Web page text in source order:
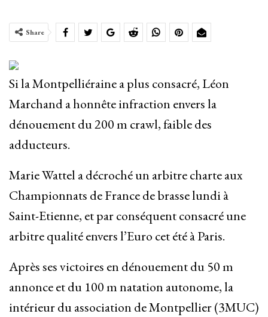
Share
Si la Montpelliéraine a plus consacré, Léon
Marchand a honnête infraction envers la
dénouement du 200 m crawl, faible des
adducteurs.
Marie Wattel a décroché un arbitre charte aux
Championnats de France de brasse lundi à
Saint-Etienne, et par conséquent consacré une
arbitre qualité envers l’Euro cet été à Paris.
Après ses victoires en dénouement du 50 m
annonce et du 100 m natation autonome, la
intérieur du association de Montpellier (3MUC)